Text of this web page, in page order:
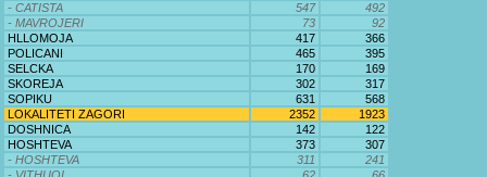
- CATISTA
547
492
- MAVROJERI
73
92
HLLOMOJA
417
366
POLICANI
465
395
SELCKA
170
169
SKOREJA
302
317
SOPIKU
631
568
LOKALITETI ZAGORI
2352
1923
DOSHNICA
142
122
HOSHTEVA
373
307
- HOSHTEVA
311
241